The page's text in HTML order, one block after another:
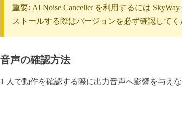
重要: AI Noise Canceller を利用するには
ストールする際はバージョンを必ず確認してく
音声の確認方法
1 人で動作を確認する際に出力音声へ影響を与え